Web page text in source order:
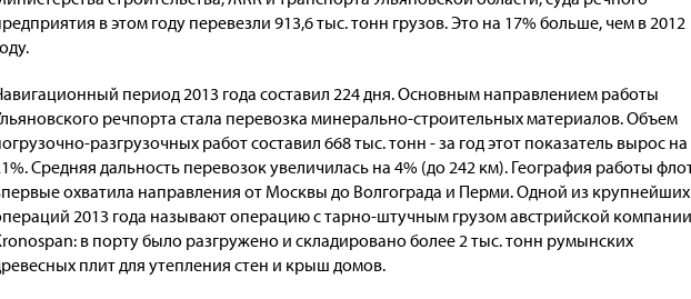
в этом году перевезли 913,6 тыс. тонн грузов. Это на 17% больше, чем в 2012
период 2013 года составил 224 дня. Основным направлением работы
речпорта стала перевозка минерально-строительных материалов. Объем
разгрузочных работ составил 668 тыс. тонн - за год этот показатель вырос на
Средняя дальность перевозок увеличилась на 4% (до 242 км). География работы
охватила направления от Москвы до Волгограда и Перми. Одной из крупнейших
2013 года называют операцию с тарно-штучным грузом австрийской компании
в порту было разгружено и складировано более 2 тыс. тонн румынских
плит для утепления стен и крыш домов.